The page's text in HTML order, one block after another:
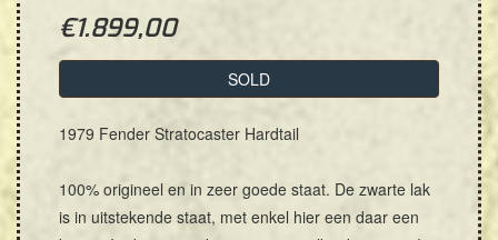
€1.899,00
SOLD
1979 Fender Stratocaster Hardtail
100% origineel en in zeer goede staat. De zwarte lak
is in uitstekende staat, met enkel hier een daar een